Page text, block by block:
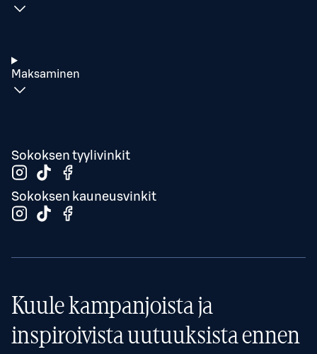
Maksaminen
Sokoksen tyylivinkit
Sokoksen kauneusvinkit
Kuule kampanjoista ja
inspiroivista uutuuksista ennen